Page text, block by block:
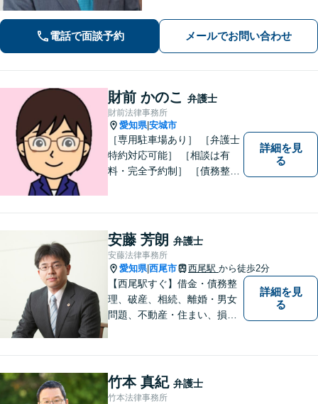
税理士・社労士がいます】不当解雇・
未払い残業代・就業規則の整備など対
応【当日/夜間/土日対応可】
電話で面談予約 メールでお問い合わせ
財前 かのこ 弁護士
財前法律事務所
愛知県|安城市
［専用駐車場あり］ ［弁護士
特約対応可能］ ［相談は有
料・完全予約制］ ［債務整理
りになる街の法律家を目指し
ています。 暮らしのトラブ
ル、まずはご相談ください。
詳細を見
る
安藤 芳朗 弁護士
安藤法律事務所
愛知県|西尾市 西尾駅 から徒歩2分
【西尾駅すぐ】借金・債務整
理、破産、相続、離婚・男女
問題、不動産・住まい、損害
詳細を見
る
竹本 真紀 弁護士
竹本法律事務所